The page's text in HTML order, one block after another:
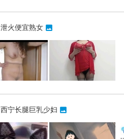
泄火便宜熟女
西宁长腿巨乳少妇